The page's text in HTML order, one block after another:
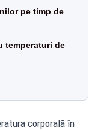
pe timp de
temperaturi de
corporală în